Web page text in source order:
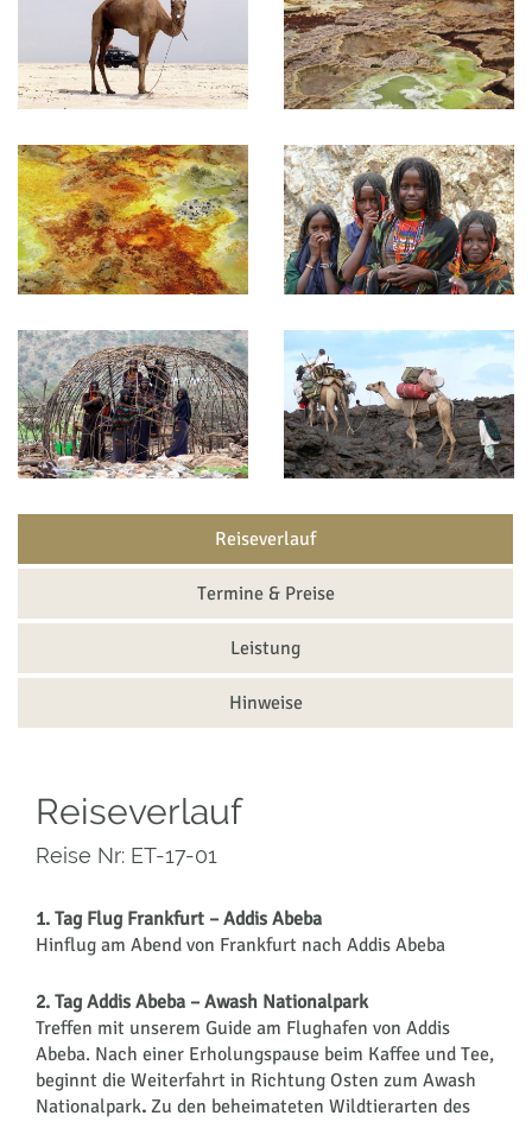
Reiseverlauf
Termine & Preise
Leistung
Hinweise
Reiseverlauf
Reise Nr: ET-17-01
1. Tag Flug Frankfurt – Addis Abeba
Hinflug am Abend von Frankfurt nach Addis Abeba
2. Tag Addis Abeba – Awash Nationalpark
Treffen mit unserem Guide am Flughafen von Addis
Abeba. Nach einer Erholungspause beim Kaffee und Tee,
beginnt die Weiterfahrt in Richtung Osten zum Awash
Nationalpark. Zu den beheimateten Wildtierarten des